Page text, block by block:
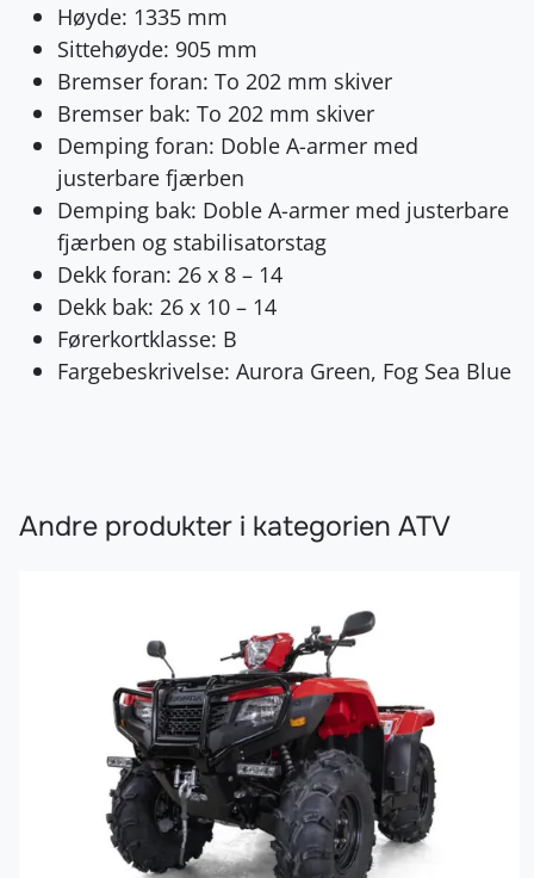
Høyde: 1335 mm
Sittehøyde: 905 mm
Bremser foran: To 202 mm skiver
Bremser bak: To 202 mm skiver
Demping foran: Doble A-armer med
justerbare fjærben
Demping bak: Doble A-armer med justerbare
fjærben og stabilisatorstag
Dekk foran: 26 x 8 – 14
Dekk bak: 26 x 10 – 14
Førerkortklasse: B
Fargebeskrivelse: Aurora Green, Fog Sea Blue
Andre produkter i kategorien ATV